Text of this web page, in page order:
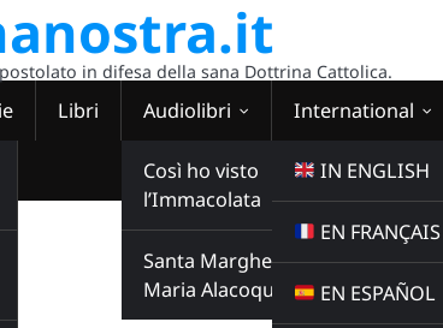
in difesa della sana Dottrina Cattolica.
Libri Audiolibri
Così ho visto
l’Immacolata
Santa Margherita
Maria Alacoque
International
IN ENGLISH
EN FRANÇAIS
EN ESPAÑOL
WEBRADIO
00:00:00